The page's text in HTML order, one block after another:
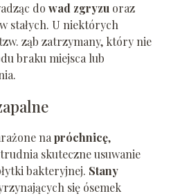
do wad zgryzuoraz
stałych. U niektórych
ząb zatrzymany, który nie
braku miejsca lub
napróchnicę,
skuteczne usuwanie
bakteryjnej. Stany
się ósemek